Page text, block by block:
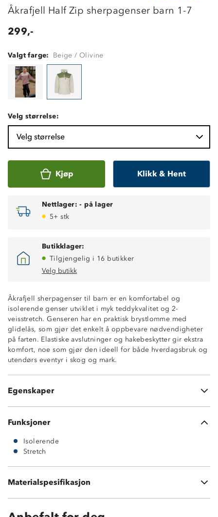
Åkrafjell Half Zip sherpagenser barn 1-7
299,-
Valgt farge: Beige / Olivine
Velg størrelse:
Velg størrelse
Kjøp Klikk & Hent
Nettlager: - på lager
5+ stk
Butikklager:
Tilgjengelig i 16 butikker
Velg butikk
Åkrafjell sherpagenser til barn er en komfortabel og
isolerende genser utviklet i myk teddykvalitet og 2-
veisstretch. Genseren har en praktisk brystlomme med
glidelås, som gjør det enkelt å oppbevare nødvendigheter
på farten. Elastiske avslutninger og hakebeskytter gir ekstra
komfort, noe som gjør den ideell for både hverdagsbruk og
utendørs eventyr i skog og mark.
Egenskaper
Isolerende
2-veisstretch
Høy hals med glidelås
1 brystlomme med glidelås
Kontrastfelt på bryst og skuldre
Knagghempe i nakken
Funksjoner
Isolerende
Stretch
Materialspesifikasjon
100 % polyester